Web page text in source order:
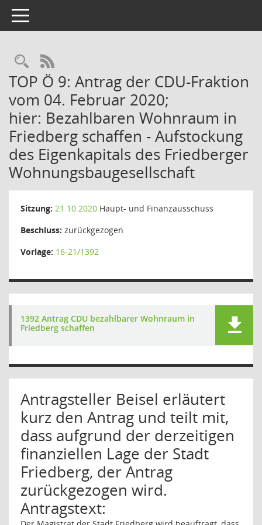
Toggle navigation
Rechercheauswahl
RSS-Feed
TOP Ö 9: Antrag der CDU-Fraktion
vom 04. Februar 2020;
hier: Bezahlbaren Wohnraum in
Friedberg schaffen - Aufstockung
des Eigenkapitals des Friedberger
Wohnungsbaugesellschaft
Sitzung: 21.10.2020 Haupt- und Finanzausschuss
Beschluss: zurückgezogen
Vorlage: 16-21/1392
1392 Antrag CDU bezahlbarer Wohnraum in
Friedberg schaffen
Antragsteller Beisel erläutert
kurz den Antrag und teilt mit,
dass aufgrund der derzeitigen
finanziellen Lage der Stadt
Friedberg, der Antrag
zurückgezogen wird.
Antragstext: